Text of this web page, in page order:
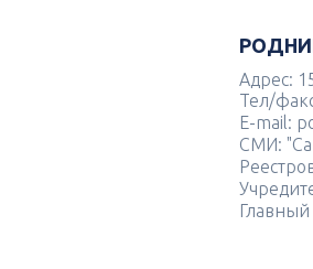
Адрес:
Тел/
E-mail:
СМИ: